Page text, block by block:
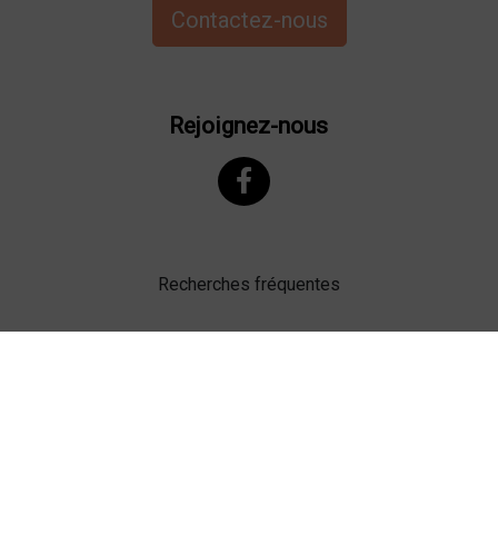
Contactez-nous
Rejoignez-nous
Recherches fréquentes